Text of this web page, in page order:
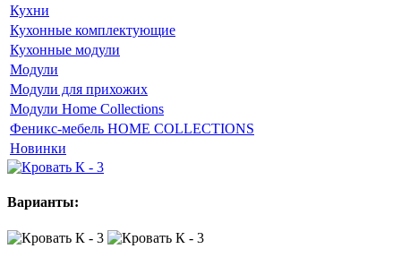
Кухни
Кухонные комплектующие
Кухонные модули
Модули
Модули для прихожих
Модули Home Collections
Феникс-мебель HOME COLLECTIONS
Новинки
Варианты: